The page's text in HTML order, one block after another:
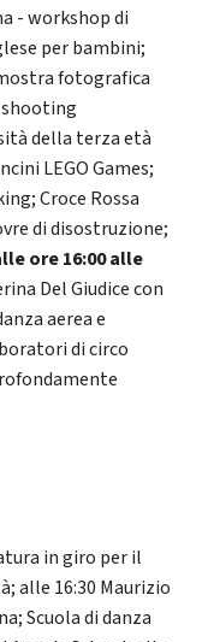
- workshop di
per bambini;
fotografica
shooting
della terza età
LEGO Games;
Croce Rossa
di disostruzione;
ore 16:00 alle
Del Giudice con
aerea e
di circo
in giro per il
alle 16:30 Maurizio
Scuola di danza